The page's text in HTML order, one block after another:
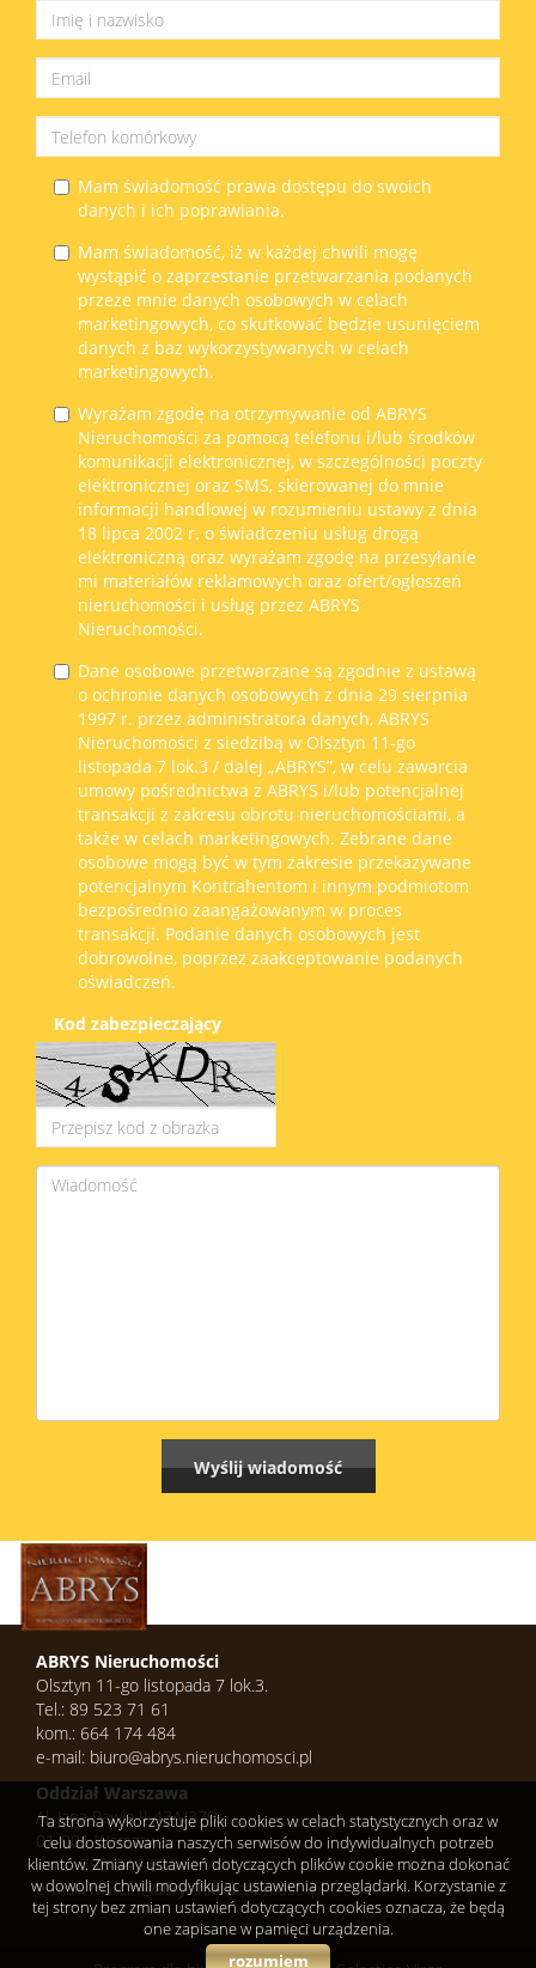
Mam świadomość prawa dostępu do swoich
danych i ich poprawiania.
Mam świadomość, iż w każdej chwili mogę
wystąpić o zaprzestanie przetwarzania podanych
przeze mnie danych osobowych w celach
marketingowych, co skutkować będzie usunięciem
danych z baz wykorzystywanych w celach
marketingowych.
Wyrażam zgodę na otrzymywanie od ABRYS
Nieruchomości za pomocą telefonu i/lub środków
komunikacji elektronicznej, w szczególności poczty
elektronicznej oraz SMS, skierowanej do mnie
informacji handlowej w rozumieniu ustawy z dnia
18 lipca 2002 r. o świadczeniu usług drogą
elektroniczną oraz wyrażam zgodę na przesyłanie
mi materiałów reklamowych oraz ofert/ogłoszeń
nieruchomości i usług przez ABRYS
Nieruchomości.
Dane osobowe przetwarzane są zgodnie z ustawą
o ochronie danych osobowych z dnia 29 sierpnia
1997 r. przez administratora danych, ABRYS
Nieruchomości z siedzibą w Olsztyn 11-go
listopada 7 lok.3 / dalej „ABRYS”, w celu zawarcia
umowy pośrednictwa z ABRYS i/lub potencjalnej
transakcji z zakresu obrotu nieruchomościami, a
także w celach marketingowych. Zebrane dane
osobowe mogą być w tym zakresie przekazywane
potencjalnym Kontrahentom i innym podmiotom
bezpośrednio zaangażowanym w proces
transakcji. Podanie danych osobowych jest
dobrowolne, poprzez zaakceptowanie podanych
oświadczeń.
Kod zabezpieczający
ABRYS Nieruchomości
Olsztyn 11-go listopada 7 lok.3.
Tel.: 89 523 71 61
kom.: 664 174 484
e-mail: biuro@abrys.nieruchomosci.pl
Oddział Warszawa
Al. Jana Pawła II 43A/37B
01-001 Warszawa
kom.: 798-849-523
e-mail: marcin@abrys.nieruchomosci.pl
Ta strona wykorzystuje pliki cookies w celach statystycznych oraz w
celu dostosowania naszych serwisów do indywidualnych potrzeb
klientów. Zmiany ustawień dotyczących plików cookie można dokonać
w dowolnej chwili modyfikując ustawienia przeglądarki. Korzystanie z
tej strony bez zmian ustawień dotyczących cookies oznacza, że będą
one zapisane w pamięci urządzenia.
rozumiem